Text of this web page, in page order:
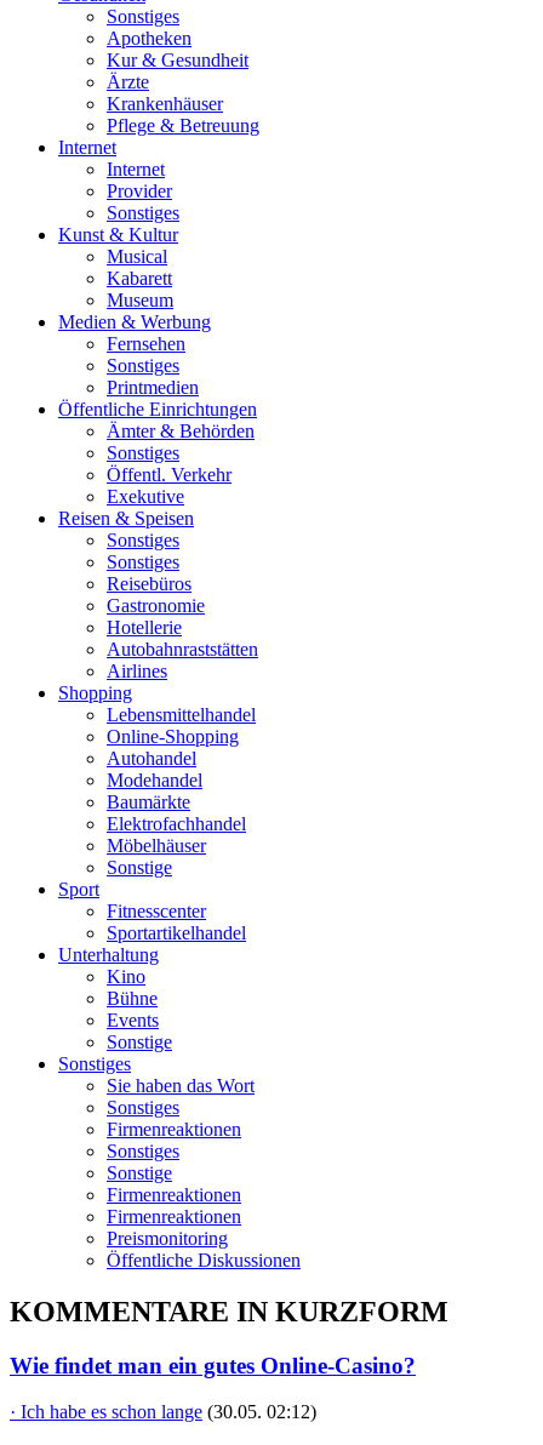
Sonstiges
Apotheken
Kur & Gesundheit
Ärzte
Krankenhäuser
Pflege & Betreuung
Internet
Internet
Provider
Sonstiges
Kunst & Kultur
Musical
Kabarett
Museum
Medien & Werbung
Fernsehen
Sonstiges
Printmedien
Öffentliche Einrichtungen
Ämter & Behörden
Sonstiges
Öffentl. Verkehr
Exekutive
Reisen & Speisen
Sonstiges
Sonstiges
Reisebüros
Gastronomie
Hotellerie
Autobahnraststätten
Airlines
Shopping
Lebensmittelhandel
Online-Shopping
Autohandel
Modehandel
Baumärkte
Elektrofachhandel
Möbelhäuser
Sonstige
Sport
Fitnesscenter
Sportartikelhandel
Unterhaltung
Kino
Bühne
Events
Sonstige
Sonstiges
Sie haben das Wort
Sonstiges
Firmenreaktionen
Sonstiges
Sonstige
Firmenreaktionen
Firmenreaktionen
Preismonitoring
Öffentliche Diskussionen
KOMMENTARE IN KURZFORM
Wie findet man ein gutes Online-Casino?
· Ich habe es schon lange (30.05. 02:12)